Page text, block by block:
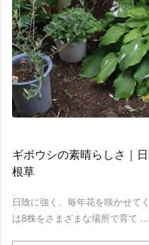
ギボウシの素晴らしさ｜
根草
日陰に強く、毎年花を咲かせて
は8株をさまざまな場所で育て ...